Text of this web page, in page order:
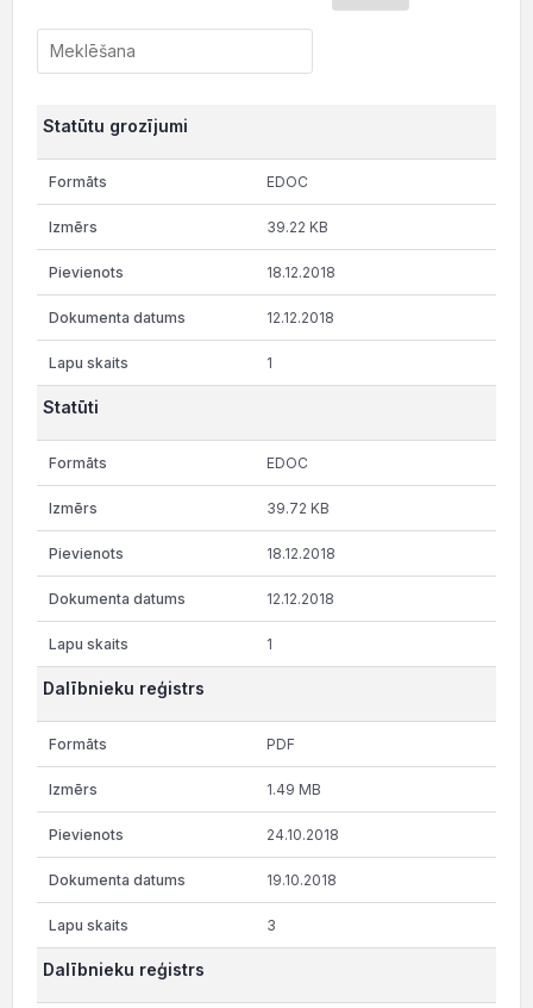
Statūtu grozījumi
EDOC
39.22 KB
18.12.2018
12.12.2018
1
Statūti
EDOC
39.72 KB
18.12.2018
12.12.2018
1
Dalībnieku reģistrs
PDF
1.49 MB
24.10.2018
19.10.2018
3
Dalībnieku reģistrs